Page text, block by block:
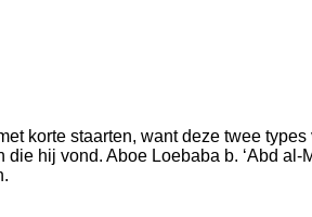
korte staarten, want deze twee types
hij vond. Aboe Loebaba b. ‘Abd al-